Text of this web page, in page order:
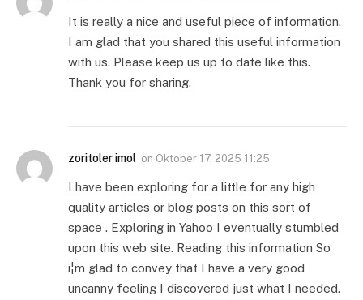
It is really a nice and useful piece of information.
I am glad that you shared this useful information
with us. Please keep us up to date like this.
Thank you for sharing.
zoritoler imol on Oktober 17, 2025 11:25
I have been exploring for a little for any high
quality articles or blog posts on this sort of
space . Exploring in Yahoo I eventually stumbled
upon this web site. Reading this information So
i¦m glad to convey that I have a very good
uncanny feeling I discovered just what I needed.